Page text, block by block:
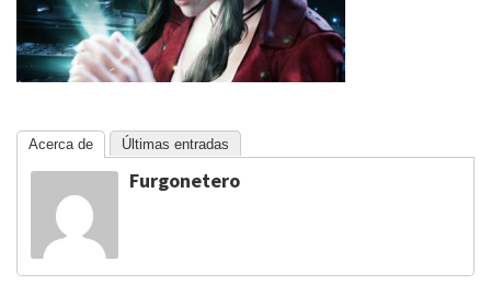
Acerca de Últimas entradas
Furgonetero